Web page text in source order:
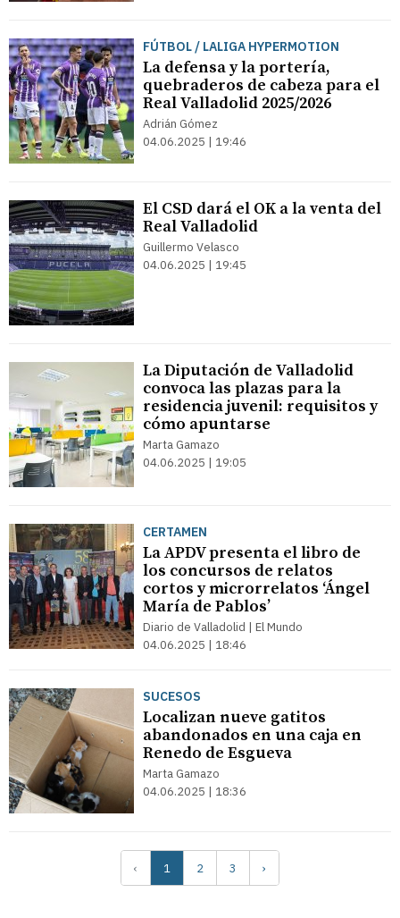
FÚTBOL / LALIGA HYPERMOTION
La defensa y la portería,
quebraderos de cabeza para el
Real Valladolid 2025/2026
Adrián Gómez
04.06.2025 | 19:46
El CSD dará el OK a la venta del
Real Valladolid
Guillermo Velasco
04.06.2025 | 19:45
La Diputación de Valladolid
convoca las plazas para la
residencia juvenil: requisitos y
cómo apuntarse
Marta Gamazo
04.06.2025 | 19:05
CERTAMEN
La APDV presenta el libro de
los concursos de relatos
cortos y microrrelatos ‘Ángel
María de Pablos’
Diario de Valladolid | El Mundo
04.06.2025 | 18:46
SUCESOS
Localizan nueve gatitos
abandonados en una caja en
Renedo de Esgueva
Marta Gamazo
04.06.2025 | 18:36
‹ 1 2 3 ›